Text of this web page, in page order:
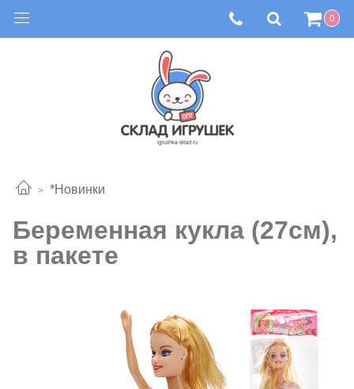
0
*Новинки
Беременная кукла (27см),
в пакете